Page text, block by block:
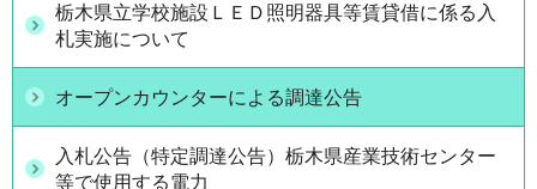
栃木県立学校施設ＬＥＤ照明器具等賃貸借に係る入
札実施について
オープンカウンターによる調達公告
入札公告（特定調達公告）栃木県産業技術センター
等で使用する電力